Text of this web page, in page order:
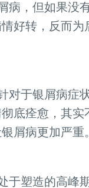
病，但如果没
好转，反而为
对于银屑病症
底痊愈，其实
屑病更加严重
于塑造的高峰